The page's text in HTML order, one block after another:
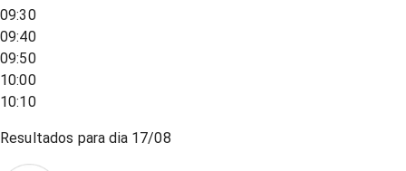
09:30
09:40
09:50
10:00
10:10
Resultados para dia 17/08